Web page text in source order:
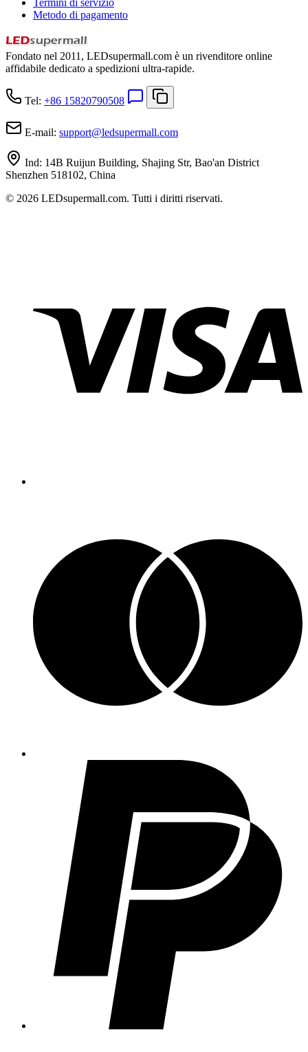
Metodo di pagamento
Fondato nel 2011, LEDsupermall.com è un rivenditore online
affidabile dedicato a spedizioni ultra-rapide.
Tel: +86 15820790508
E-mail: support@ledsupermall.com
Ind: 14B Ruijun Building, Shajing Str, Bao'an District
Shenzhen 518102, China
© 2026 LEDsupermall.com. Tutti i diritti riservati.